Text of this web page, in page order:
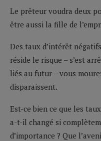
Le prêteur voudra deux
être aussi la fille de
Des taux d’intérêt
réside le risque – s’est
liés au futur – vous
disparaissent.
Est-ce bien ce que les
a-t-il changé si
d’importance ? Que